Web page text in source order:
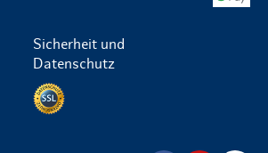
Sicherheit und
Datenschutz